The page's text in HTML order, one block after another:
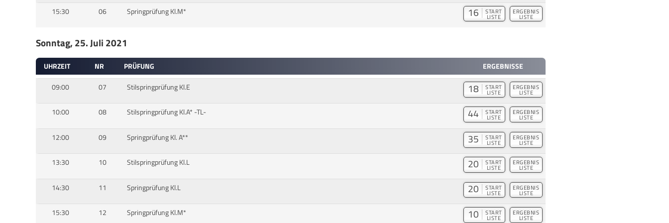
15:30 06 Springprüfung Kl.M* 16 START
LISTE
ERGEBNIS
LISTE
Sonntag, 25. Juli 2021
UHRZEIT NR PRÜFUNG
ERGEBNISSE
09:00
07 Stilspringprüfung Kl.E 18 START
LISTE
ERGEBNIS
LISTE
10:00 08 Stilspringprüfung Kl.A* -TL- 44 START
LISTE
ERGEBNIS
LISTE
12:00 09 Springprüfung Kl. A** 35 START
LISTE
ERGEBNIS
LISTE
13:30 10 Stilspringprüfung Kl.L 20 START
LISTE
ERGEBNIS
LISTE
14:30 11 Springprüfung Kl.L 20 START
LISTE
ERGEBNIS
LISTE
15:30 12 Springprüfung Kl.M* 10 START
LISTE
ERGEBNIS
LISTE